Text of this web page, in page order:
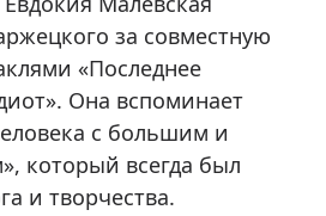
за совместную
«Последнее
Она вспоминает
с большим и
который всегда был
и творчества.